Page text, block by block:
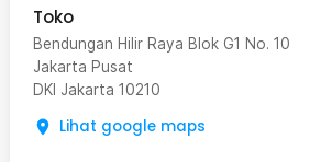
Toko
Bendungan Hilir Raya Blok G1 No. 10
Jakarta Pusat
DKI Jakarta 10210
Lihat google maps